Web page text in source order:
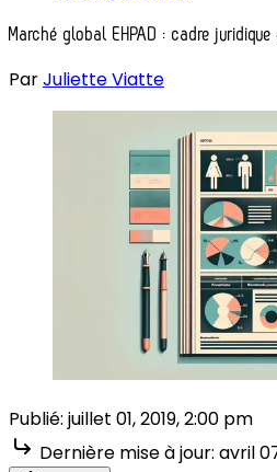
Marché global EHPAD : cadre
ParJuliette Viatte
Publié: juillet 01, 2019, 2:00 pm
Dernière mise à jour: avril